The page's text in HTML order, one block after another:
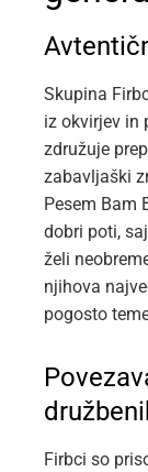
Skupina
iz okvirjev in
združuje
zabavljaški
Pesem Bam
dobri poti,
želi
njihova
pogosto
Firbci so